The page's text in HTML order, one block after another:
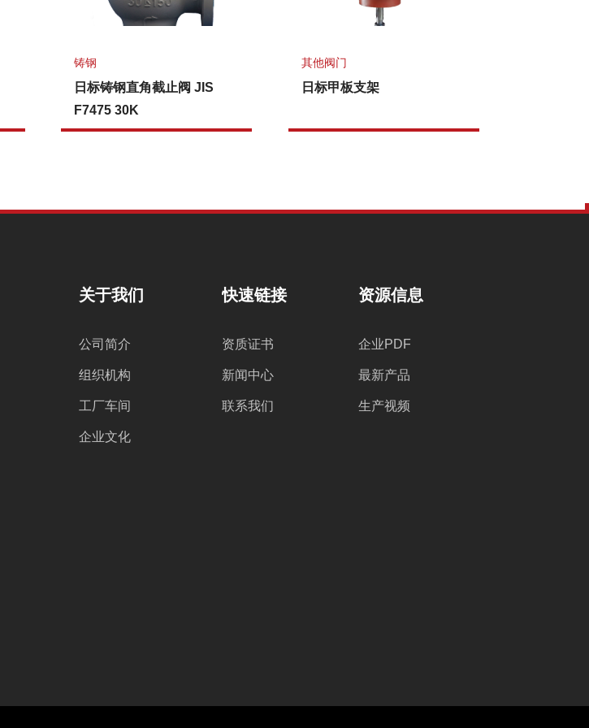
铸钢
日标铸钢直角截止阀 JIS
F7475 30K
其他阀门
日标甲板支架
关于我们
公司简介
组织机构
工厂车间
企业文化
快速链接
资质证书
新闻中心
联系我们
资源信息
企业PDF
最新产品
生产视频